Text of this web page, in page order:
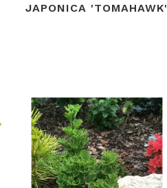
JAPONICA 'TOMAHAWK'